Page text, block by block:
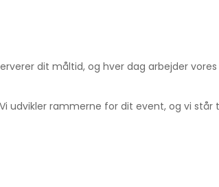
dit måltid, og hver dag arbejder
udvikler rammerne for dit event, og vi står